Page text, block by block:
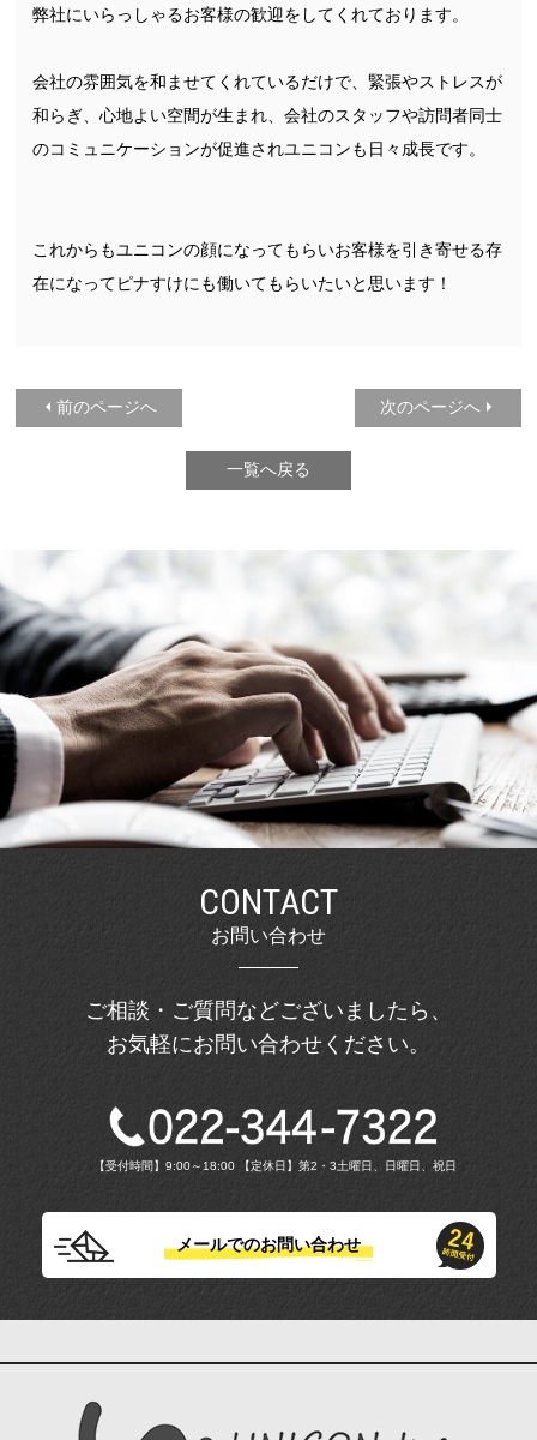
弊社にいらっしゃるお客様の歓迎をしてくれております。
会社の雰囲気を和ませてくれているだけで、緊張やストレスが
和らぎ、心地よい空間が生まれ、会社のスタッフや訪問者同士
のコミュニケーションが促進されユニコンも日々成長です。
これからもユニコンの顔になってもらいお客様を引き寄せる存
在になってピナすけにも働いてもらいたいと思います！
前のページへ 次のページへ
一覧へ戻る
お問い合わせ
CONTACT
ご相談・ご質問などございましたら、
お気軽にお問い合わせください。
【受付時間】9:00～18:00 【定休日】第2・3土曜日、日曜日、祝日
メールでのお問い合わせ